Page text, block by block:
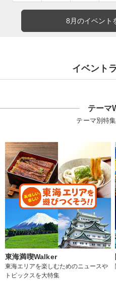
8月のイベント
イベント
テーマ
テーマ別特
東海満喫Walker
東海エリアを楽しむためのニュースや
トピックスを大特集